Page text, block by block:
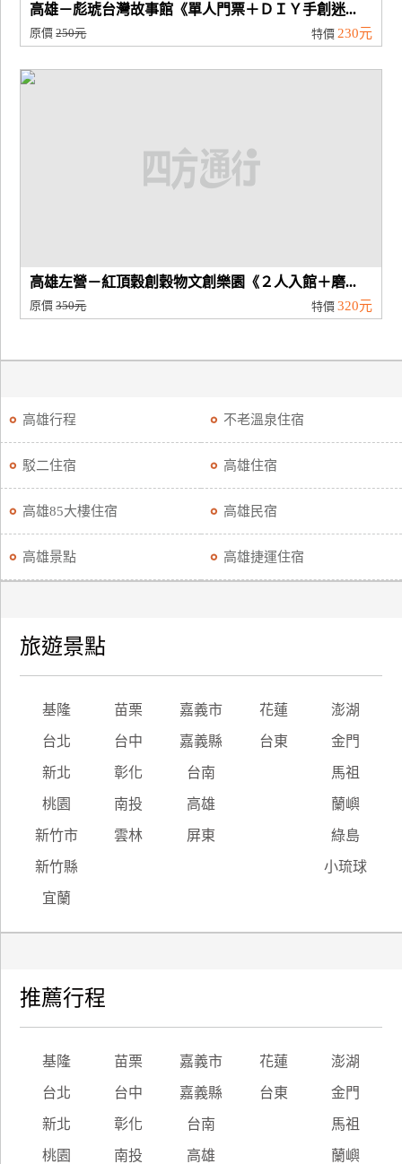
高雄－彪琥台灣故事館《單人門票＋ＤＩＹ手創迷...
原價250元 特價 230元
高雄左營－紅頂穀創穀物文創樂園《２人入館＋磨...
原價350元 特價 320元
高雄行程 不老溫泉住宿
駁二住宿 高雄住宿
高雄85大樓住宿 高雄民宿
高雄景點 高雄捷運住宿
旅遊景點
基隆 苗栗 嘉義市 花蓮 澎湖
台北 台中 嘉義縣 台東 金門
新北 彰化 台南 馬祖
桃園 南投 高雄 蘭嶼
新竹市 雲林 屏東 綠島
新竹縣 小琉球
宜蘭
推薦行程
基隆 苗栗 嘉義市 花蓮 澎湖
台北 台中 嘉義縣 台東 金門
新北 彰化 台南 馬祖
桃園 南投 高雄 蘭嶼